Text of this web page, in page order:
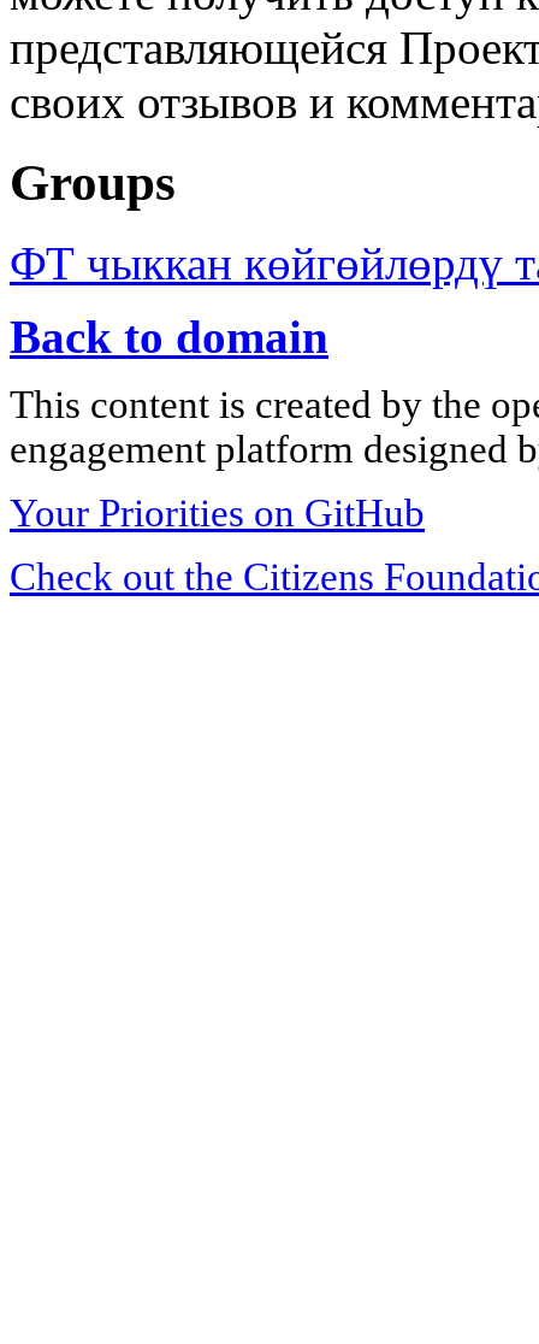
представляющейся
своих отзывов и
Groups
ФТ чыккан көйгөйлөрдү
Back to domain
This content is created by the
engagement platform designed
Your Priorities on GitHub
Check out the Citizens